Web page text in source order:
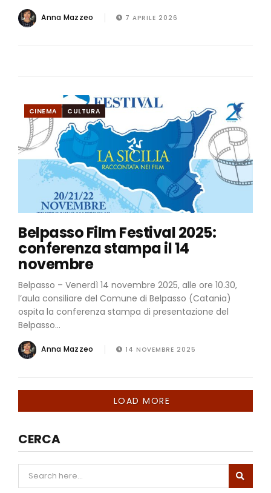
Anna Mazzeo 7 APRILE 2026
CINEMA CULTURA
Belpasso Film Festival 2025:
conferenza stampa il 14
novembre
Belpasso – Venerdì 14 novembre 2025, alle ore 10.30,
l’aula consiliare del Comune di Belpasso (Catania)
ospita la conferenza stampa di presentazione del
Belpasso...
Anna Mazzeo 14 NOVEMBRE 2025
LOAD MORE
CERCA